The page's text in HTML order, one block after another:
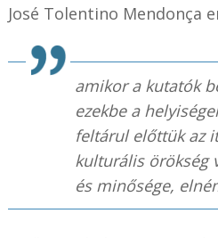
José Tolentino Mendonça
amikor a kutatók
ezekbe a
feltárul előttük az
kulturális örökség
és minősége,